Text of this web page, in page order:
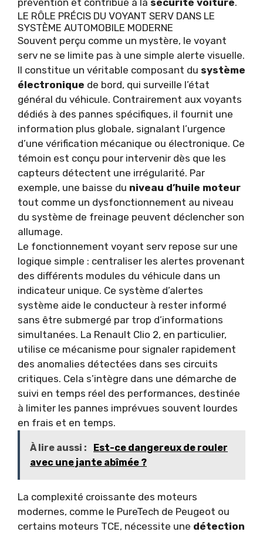
prévention et contribue à la sécurité voiture.
LE RÔLE PRÉCIS DU VOYANT SERV DANS LE
SYSTÈME AUTOMOBILE MODERNE
Souvent perçu comme un mystère, le voyant
serv ne se limite pas à une simple alerte visuelle.
Il constitue un véritable composant du système
électronique de bord, qui surveille l’état
général du véhicule. Contrairement aux voyants
dédiés à des pannes spécifiques, il fournit une
information plus globale, signalant l’urgence
d’une vérification mécanique ou électronique. Ce
témoin est conçu pour intervenir dès que les
capteurs détectent une irrégularité. Par
exemple, une baisse du niveau d’huile moteur
tout comme un dysfonctionnement au niveau
du système de freinage peuvent déclencher son
allumage.
Le fonctionnement voyant serv repose sur une
logique simple : centraliser les alertes provenant
des différents modules du véhicule dans un
indicateur unique. Ce système d’alertes
système aide le conducteur à rester informé
sans être submergé par trop d’informations
simultanées. La Renault Clio 2, en particulier,
utilise ce mécanisme pour signaler rapidement
des anomalies détectées dans ses circuits
critiques. Cela s’intègre dans une démarche de
suivi en temps réel des performances, destinée
à limiter les pannes imprévues souvent lourdes
en frais et en temps.
À lire aussi :
Est-ce dangereux de rouler
avec une jante abîmée ?
La complexité croissante des moteurs
modernes, comme le PureTech de Peugeot ou
certains moteurs TCE, nécessite une détection